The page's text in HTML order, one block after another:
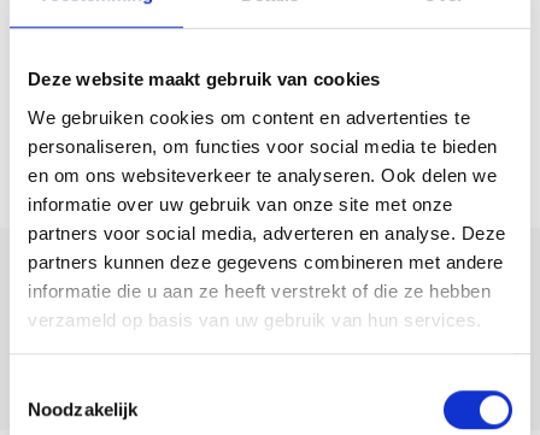
Deze website maakt gebruik van cookies
We gebruiken cookies om content en advertenties te
personaliseren, om functies voor social media te bieden
en om ons websiteverkeer te analyseren. Ook delen we
informatie over uw gebruik van onze site met onze
partners voor social media, adverteren en analyse. Deze
partners kunnen deze gegevens combineren met andere
informatie die u aan ze heeft verstrekt of die ze hebben
verzameld op basis van uw gebruik van hun services.
Noodzakelijk
uitvalswegen;
– Perceeloppervlakte: 154 m²;
– Energielabel: A;
– Bouwjaar: 2012.
Nieuwsgierig geworden? Maak snel een afspraak voor een
bezichtiging en ontdek deze woning. Neem contact met ons op via e-
mail of telefoon voor het plannen van een afspraak.
Deel deze
woning: